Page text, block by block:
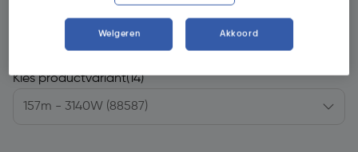
€ 279,95 | Excl. btw € 231,36
Kies productvariant(14)
Weigeren Akkoord